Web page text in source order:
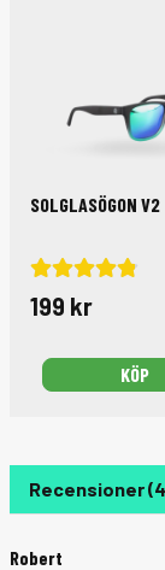
Recensioner
Robert
SOLGLASÖGON V2
199 kr
KÖP